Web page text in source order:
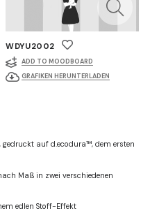
WDYU2002
ADD TO MOODBOARD
GRAFIKEN HERUNTERLADEN
auf d.ecodura™, dem ersten
Maß in zwei verschiedenen
edlen Stoff-Effekt